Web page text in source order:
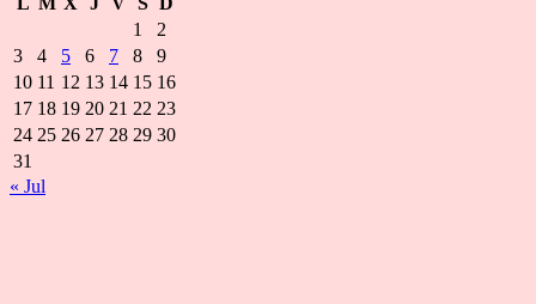
1
2
3
4 5 6 7 8
9
10 11 12 13 14 15 16
17 18 19 20 21 22 23
24 25 26 27 28 29 30
31
« Jul